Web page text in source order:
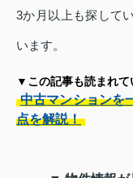
3か月以上も探して
います。
▼この記事も読まれて
中古マンションを
点を解説！